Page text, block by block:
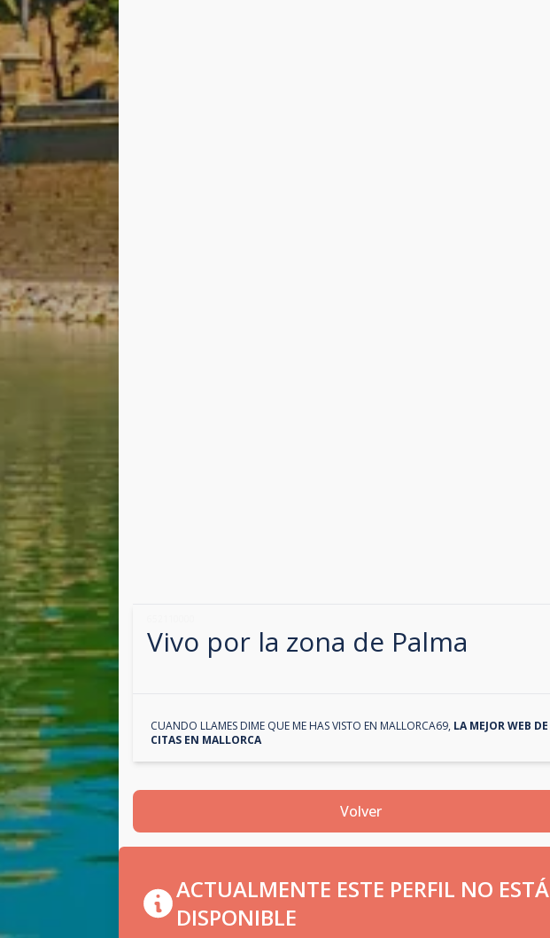
Vivo por la zona de Palma
CUANDO LLAMES DIME QUE ME HAS VISTO EN MALLORCA69, LA MEJOR WEB DE
CITAS EN MALLORCA
Volver
ACTUALMENTE ESTE PERFIL NO ESTÁ
DISPONIBLE